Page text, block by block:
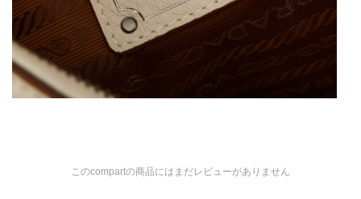
このcompartの商品にはまだレビューがありません